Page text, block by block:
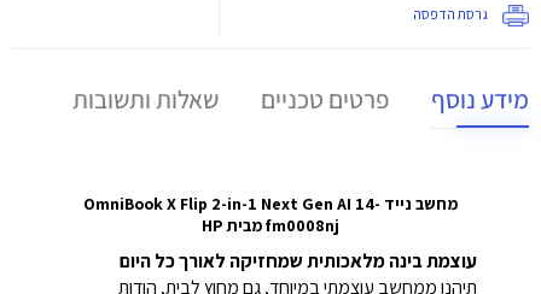
גרסת הדפסה
מידע נוסף פרטים טכניים שאלות ותשובות
מחשב נייד OmniBook X Flip 2-in-1 Next Gen AI 14-
fm0008nj מבית HP
עוצמת בינה מלאכותית שמחזיקה לאורך כל היום
תיהנו ממחשב עוצמתי במיוחד, גם מחוץ לבית, הודות